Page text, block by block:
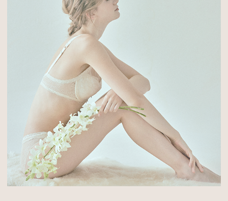
Posture Beauty
Inner
姿勢美容インナー
ALL ITEM
オーダーメイドブライダルインナー
VIEW MORE
美しい姿とは、バスト、ウエストといった部分
ではなく、 つま先から頭までの姿勢ポジショ
ンが整う事
姿勢が整うと、お顔まですっきりと明るい印象
に変わる
厳選した素材と徹底した立体設計で、背筋を
伸ばし、 ご自身の美しくなる力を引き出す姿
勢美容ランジェリー
CONCEPT